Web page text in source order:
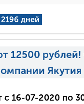
дней
12500
Якутия
с 16-07-2020 по